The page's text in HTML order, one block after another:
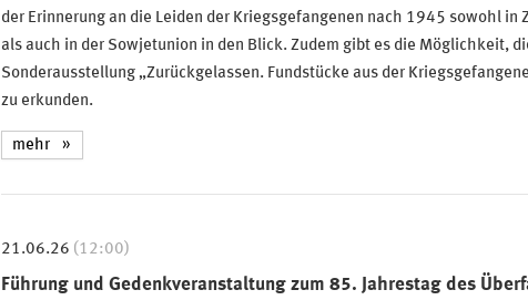
der Erinnerung an die Leiden der Kriegsgefangenen nach 1945 sowohl in
als auch in der Sowjetunion in den Blick. Zudem gibt es die Möglichkeit,
Sonderausstellung „Zurückgelassen. Fundstücke aus der
zu erkunden.
mehr
21.06.26 (12:00)
Führung und Gedenkveranstaltung zum 85. Jahrestag des